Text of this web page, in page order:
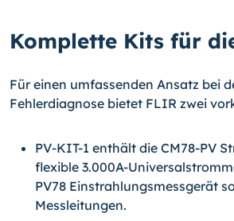
Komplette Kits für
Für einen umfassenden Ansatz bei
Fehlerdiagnose bietet FLIR zwei
PV-KIT-1 enthält die CM78-PV
flexible 3.000A-
PV78 Einstrahlungsmessgerät
Messleitungen.